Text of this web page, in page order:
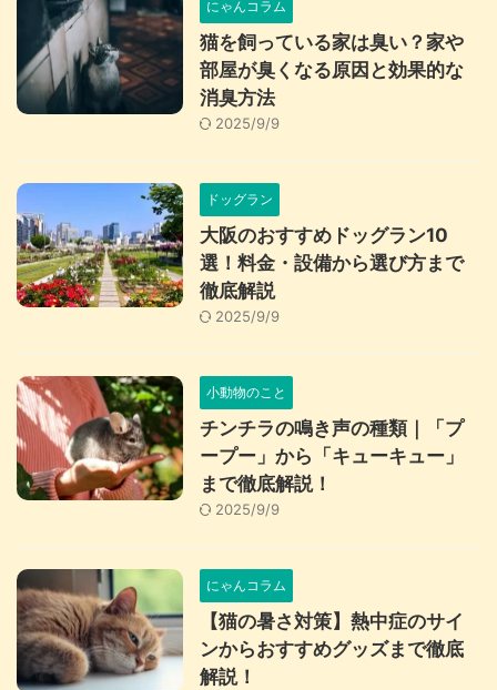
にゃんコラム
猫を飼っている家は臭い？家や
部屋が臭くなる原因と効果的な
消臭方法
2025/9/9
ドッグラン
大阪のおすすめドッグラン10
選！料金・設備から選び方まで
徹底解説
2025/9/9
小動物のこと
チンチラの鳴き声の種類｜「プ
ープー」から「キューキュー」
まで徹底解説！
2025/9/9
にゃんコラム
【猫の暑さ対策】熱中症のサイ
ンからおすすめグッズまで徹底
解説！